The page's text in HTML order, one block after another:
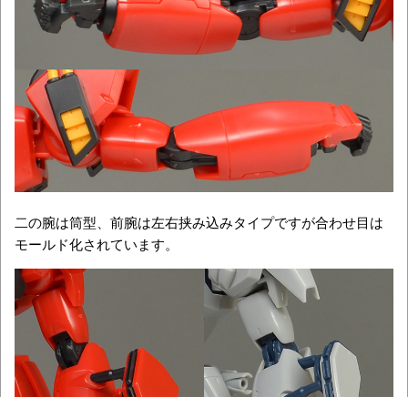
二の腕は筒型、前腕は左右挟み込みタイプですが合わせ目は
モールド化されています。